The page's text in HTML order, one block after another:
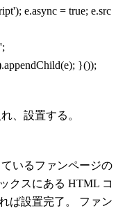
e.async = true; e.src
}());
、設置する。
いるファンページの
クスにある HTML コ
ば設置完了。 ファン